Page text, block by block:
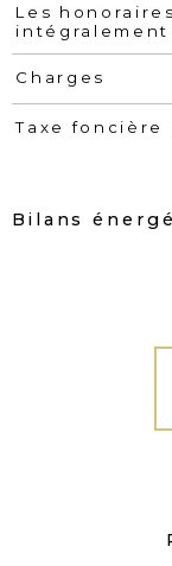
Les
intégralement
Charges
Taxe foncière
Bilans